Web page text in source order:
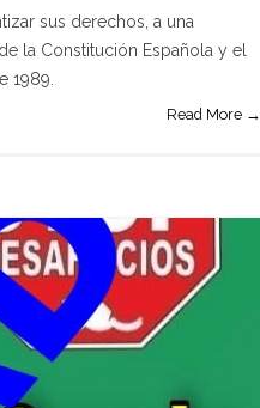
sus derechos, a una
la Constitución Española y el
1989.
Read More →